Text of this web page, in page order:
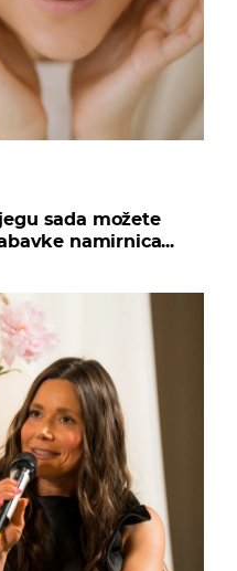
sada možete
namirnica...